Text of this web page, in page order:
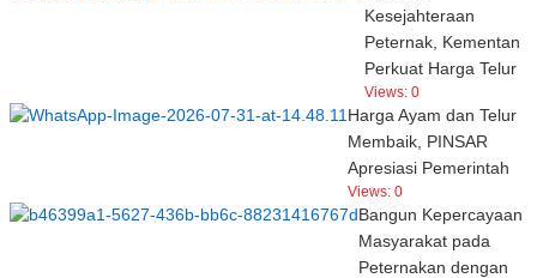
Kesejahteraan
Peternak, Kementan
Perkuat Harga Telur
Views: 0
Harga Ayam dan Telur
Membaik, PINSAR
Apresiasi Pemerintah
Views: 0
Bangun Kepercayaan
Masyarakat pada
Peternakan dengan